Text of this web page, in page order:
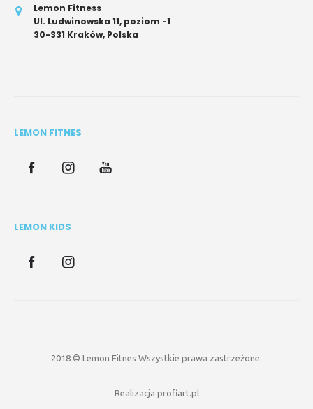
Lemon Fitness
Ul. Ludwinowska 11, poziom -1
30-331 Kraków, Polska
LEMON FITNES
LEMON KIDS
2018 © Lemon Fitnes Wszystkie prawa zastrzeżone.
Realizacja profiart.pl